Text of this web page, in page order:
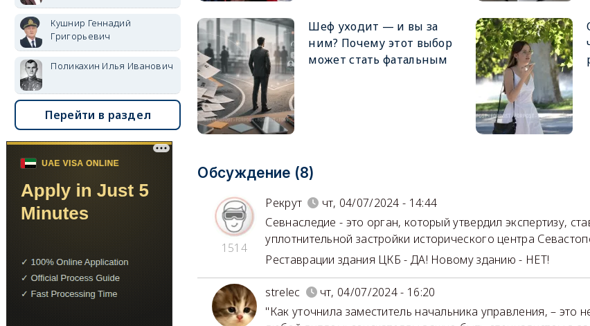
Шеф уходит — и вы за
ним? Почему этот выбор
может стать фатальным
Обсуждение (8)
1514
Рекрут
чт, 04/07/2024 - 14:44
Севнаследие - это орган, который утвердил экспертизу,
уплотнительной застройки исторического центра
Реставрации здания ЦКБ - ДА! Новому зданию - НЕТ!
strelec
чт, 04/07/2024 - 16:20
"Как уточнила заместитель начальника управления, – это
Кушнир Геннадий
Григорьевич
Поликахин Илья Иванович
Перейти в раздел